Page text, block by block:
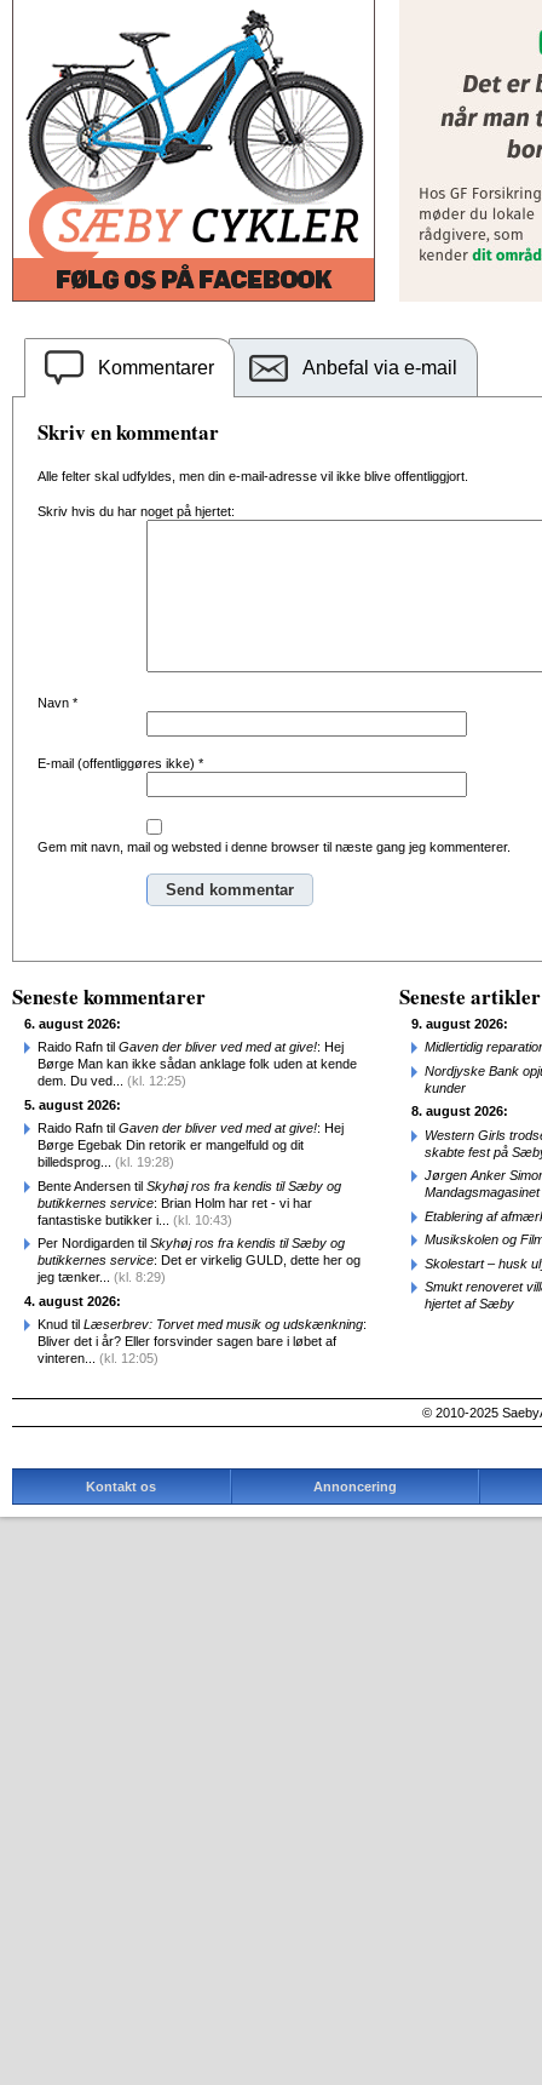
Kommentarer Anbefal via e-mail
Skriv en kommentar
Alle felter skal udfyldes, men din e-mail-adresse vil ikke blive offentliggjort.
Skriv hvis du har noget på hjertet:
Navn *
E-mail (offentliggøres ikke) *
Gem mit navn, mail og websted i denne browser til næste gang jeg kommenterer.
Seneste kommentarer
6. august 2026:
Raido Rafn til Gaven der bliver ved med at give!: Hej
Børge Man kan ikke sådan anklage folk uden at kende
dem. Du ved... (kl. 12:25)
5. august 2026:
Raido Rafn til Gaven der bliver ved med at give!: Hej
Børge Egebak Din retorik er mangelfuld og dit
billedsprog... (kl. 19:28)
Bente Andersen til Skyhøj ros fra kendis til Sæby og
butikkernes service: Brian Holm har ret - vi har
fantastiske butikker i... (kl. 10:43)
Per Nordigarden til Skyhøj ros fra kendis til Sæby og
butikkernes service: Det er virkelig GULD, dette her og
jeg tænker... (kl. 8:29)
4. august 2026:
Knud til Læserbrev: Torvet med musik og udskænkning:
Bliver det i år? Eller forsvinder sagen bare i løbet af
vinteren... (kl. 12:05)
Seneste artikler
9. august 2026:
Midlertidig
Nordjyske Bank
kunder
8. august 2026:
Western Girls
skabte fest på
Jørgen Anker
Mandagsmagasinet
Etablering af
Musikskolen og
Skolestart – husk
Smukt renoveret
hjertet af Sæby
© 2010-2025
Kontakt os Annoncering